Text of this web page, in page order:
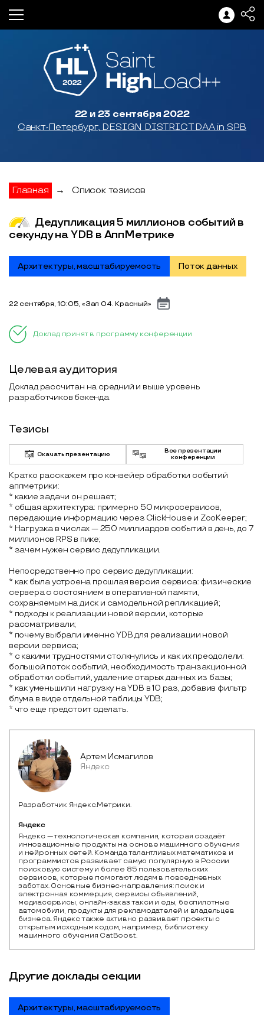
22 и 23 сентября 2022
Санкт-Петербург, DESIGN DISTRICT DAA in SPB
Главная → Список тезисов
Дедупликация 5 миллионов событий в
секунду на YDB в АппМетрике
Архитектуры, масштабируемость Поток данных
22 сентября, 10:05, «Зал 04. Красный»
Доклад принят в программу конференции
Целевая аудитория
Доклад рассчитан на средний и выше уровень
разработчиков бэкенда.
Тезисы
Скачать презентацию
Все презентации
конференции
Кратко расскажем про конвейер обработки событий
аппметрики:
* какие задачи он решает;
* общая архитектура: примерно 50 микросервисов,
передающие информацию через ClickHouse и ZooKeeper;
* Нагрузка в числах — 250 миллиардов событий в день, до 7
миллионов RPS в пике;
* зачем нужен сервис дедупликации.
Непосредственно про сервис дедупликации:
* как была устроена прошлая версия сервиса: физические
сервера с состоянием в оперативной памяти,
сохраняемым на диск и самодельной репликацией;
* подходы к реализации новой версии, которые
рассматривали;
* почему выбрали именно YDB для реализации новой
версии сервиса;
* с какими трудностями столкнулись и как их преодолели:
большой поток событий, необходимость транзакционной
обработки событий, удаление старых данных из базы;
* как уменьшили нагрузку на YDB в 10 раз, добавив фильтр
блума в виде отдельной таблицы YDB;
* что еще предстоит сделать.
Артем Исмагилов
Яндекс
Разработчик Яндекс.Метрики.
Яндекс
Яндекс — технологическая компания, которая создаёт
инновационные продукты на основе машинного обучения
и нейронных сетей. Команда талантливых математиков и
программистов развивает самую популярную в России
поисковую систему и более 85 пользовательских
сервисов, которые помогают людям в повседневных
заботах. Основные бизнес-направления: поиск и
электронная коммерция, сервисы объявлений,
медиасервисы, онлайн-заказ такси и еды, беспилотные
автомобили, продукты для рекламодателей и владельцев
бизнеса. Яндекс также активно развивает проекты с
открытым исходным кодом, например, библиотеку
машинного обучения CatBoost.
Другие доклады секции
Архитектуры, масштабируемость